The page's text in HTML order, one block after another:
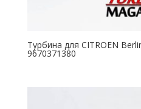
Турбина для CITROEN
9670371380